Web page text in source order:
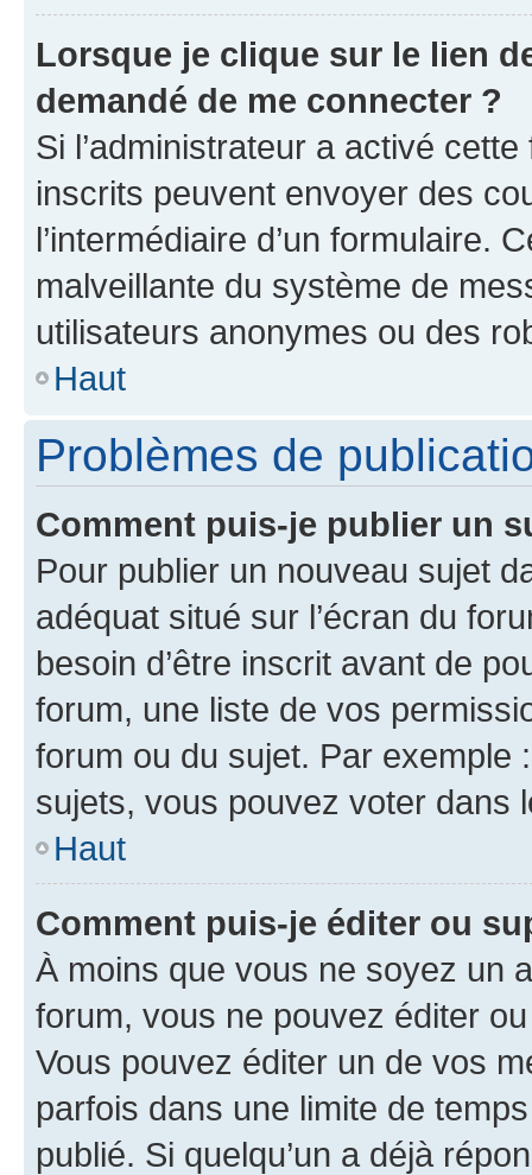
Lorsque je clique sur le lien
demandé de me connecter ?
Si l’administrateur a activé
inscrits peuvent envoyer des
l’intermédiaire d’un formulaire.
malveillante du système de
utilisateurs anonymes ou des
Haut
Problèmes de
Comment puis-je publier un
Pour publier un nouveau sujet
adéquat situé sur l’écran du
besoin d’être inscrit avant de
forum, une liste de vos
forum ou du sujet. Par exemple
sujets, vous pouvez voter dans
Haut
Comment puis-je éditer ou
À moins que vous ne soyez un
forum, vous ne pouvez éditer
Vous pouvez éditer un de vos
parfois dans une limite de
publié. Si quelqu’un a déjà